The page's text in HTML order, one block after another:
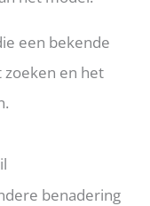
een bekende
en het
benadering